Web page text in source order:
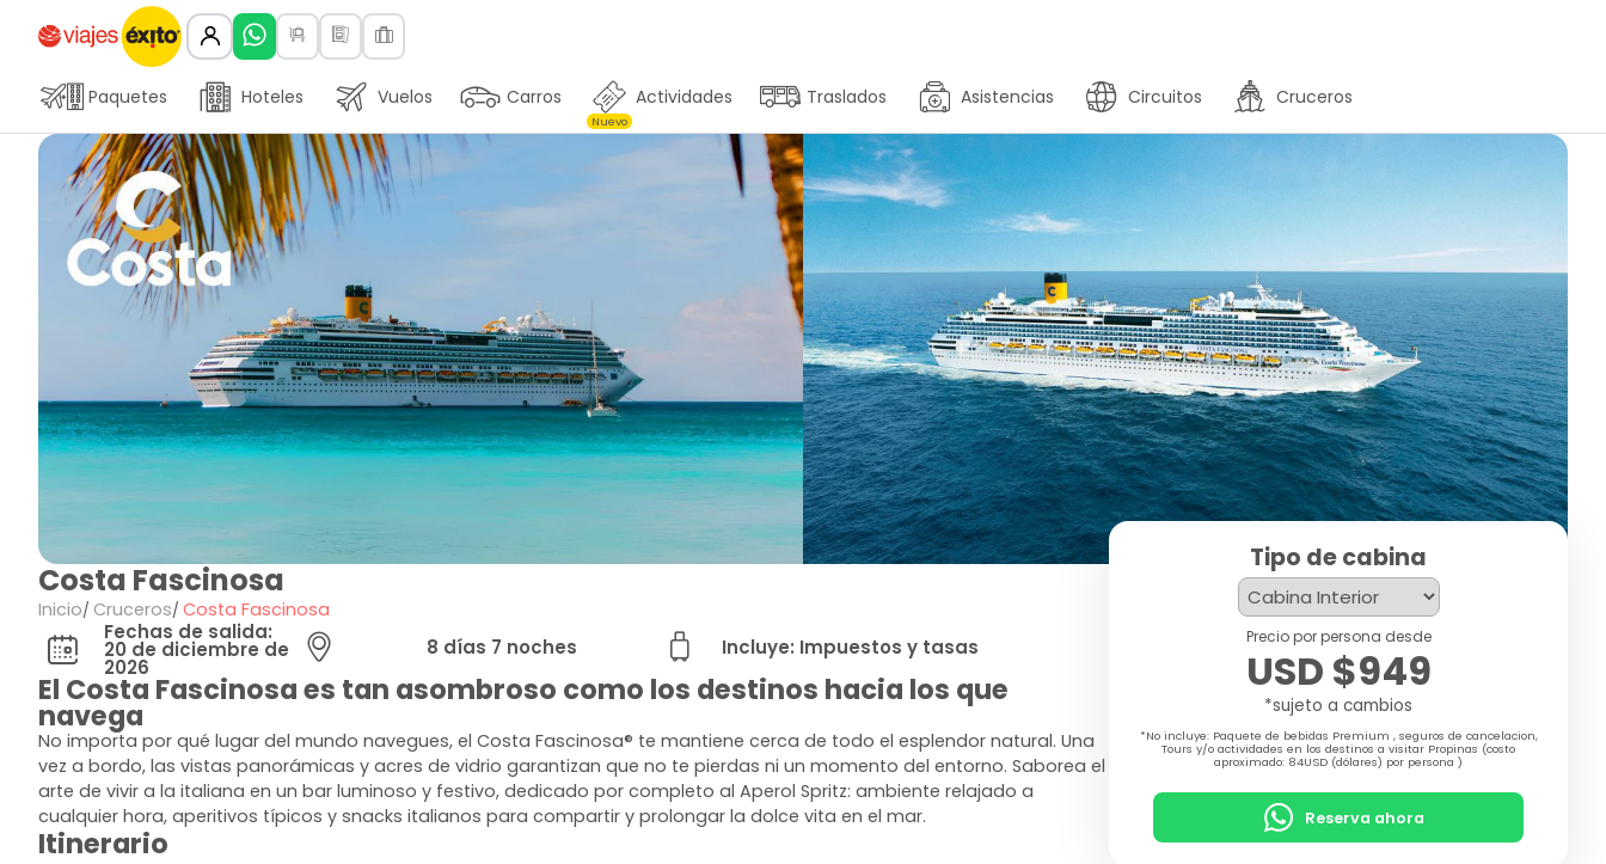
Paquetes Hoteles Vuelos Carros Actividades
Nuevo
Traslados Asistencias Circuitos Cruceros
Tipo de cabina
Precio por persona desde
USD $949
*sujeto a cambios
*No incluye: Paquete de bebidas Premium , seguros de cancelacion,
Tours y/o actividades en los destinos a visitar Propinas (costo
aproximado: 84USD (dólares) por persona )
Reserva ahora
Costa Fascinosa
Inicio Cruceros Costa Fascinosa
Fechas de salida:
20 de diciembre de
2026
8 días 7 noches Incluye: Impuestos y tasas
El Costa Fascinosa es tan asombroso como los destinos hacia los que
navega
No importa por qué lugar del mundo navegues, el Costa Fascinosa® te mantiene cerca de todo el esplendor natural. Una
vez a bordo, las vistas panorámicas y acres de vidrio garantizan que no te pierdas ni un momento del entorno. Saborea el
arte de vivir a la italiana en un bar luminoso y festivo, dedicado por completo al Aperol Spritz: ambiente relajado a
cualquier hora, aperitivos típicos y snacks italianos para compartir y prolongar la dolce vita en el mar.
Itinerario